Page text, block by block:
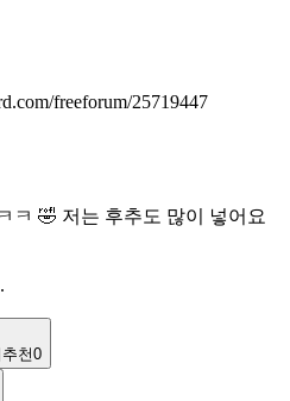
freeforum/25719447
ㅋ 🤣 저는 후추도 많이 넣어요
천0